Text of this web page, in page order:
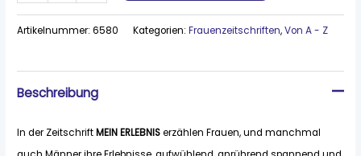
Artikelnummer:6580 Kategorien:Frauenzeitschriften,Von A - Z
Beschreibung
In der ZeitschriftMEIN ERLEBNISerzählen Frauen, und manchmal